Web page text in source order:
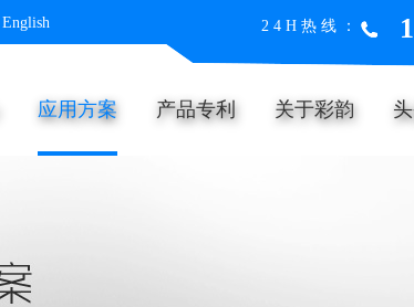
English 24H热线：
应用方案 产品专利 关于彩韵